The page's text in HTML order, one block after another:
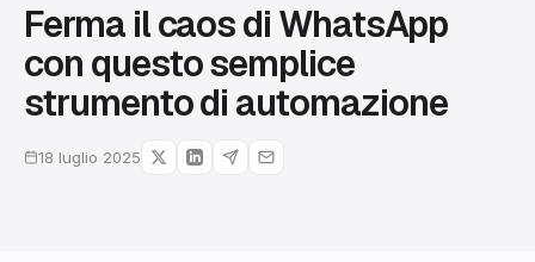
Ferma il caos di WhatsApp
con questo semplice
strumento di automazione
18 luglio 2025